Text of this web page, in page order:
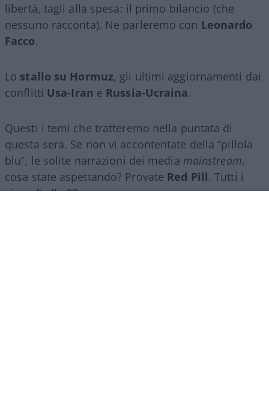
libertà, tagli alla spesa: il primo bilancio (che
nessuno racconta). Ne parleremo con Leonardo
Facco.
Lo stallo su Hormuz, gli ultimi aggiornamenti dai
conflitti Usa-Iran e Russia-Ucraina.
Questi i temi che tratteremo nella puntata di
questa sera. Se non vi accontentate della “pillola
blu”, le solite narrazioni dei media mainstream,
cosa state aspettando? Provate Red Pill. Tutti i
giovedì alle 23